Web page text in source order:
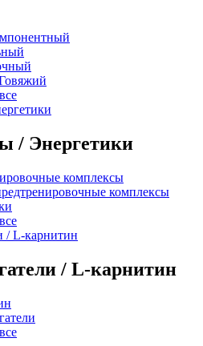
/ Энергетики
комплексы
комплексы
/ L-карнитин
/ L-карнитин